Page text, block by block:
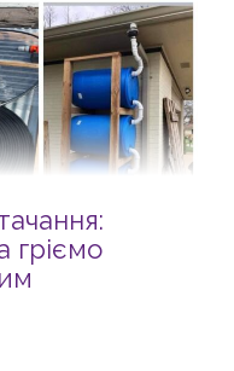
гріємо